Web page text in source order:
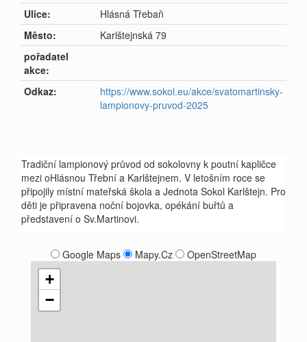
Ulice:
Hlásná Třebaň
Město:
Karlštejnská 79
pořadatel
akce:
Odkaz:
https://www.sokol.eu/akce/svatomartinsky-
lampionovy-pruvod-2025
Tradiční lampionový průvod od sokolovny k poutní kapličce
mezi oHlásnou Třební a Karlštejnem. V letošním roce se
připojily místní mateřská škola a Jednota Sokol Karlštejn. Pro
děti je připravena noční bojovka, opékání buřtů a
představení o Sv.Martinovi.
Google Maps Mapy.Cz OpenStreetMap
+
−